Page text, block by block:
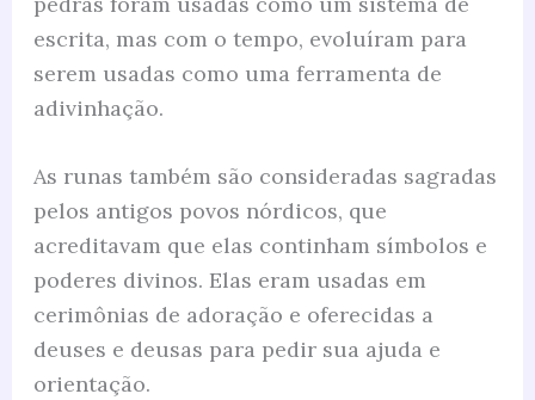
escrita, mas com o tempo, evoluíram para
serem usadas como uma ferramenta de
adivinhação.
As runas também são consideradas sagradas
pelos antigos povos nórdicos, que
acreditavam que elas continham símbolos e
poderes divinos. Elas eram usadas em
cerimônias de adoração e oferecidas a
deuses e deusas para pedir sua ajuda e
orientação.